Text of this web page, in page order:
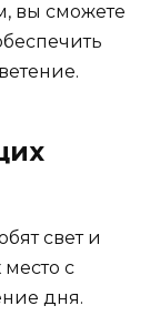
вы сможете
свет и
с
дня.